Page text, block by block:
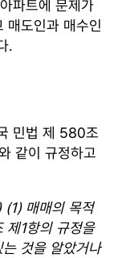
파트에 문제가
매도인과 매수인
.
민법 제 580조
같이 규정하고
매매의 목적
제1항의 규정을
것을 알았거나